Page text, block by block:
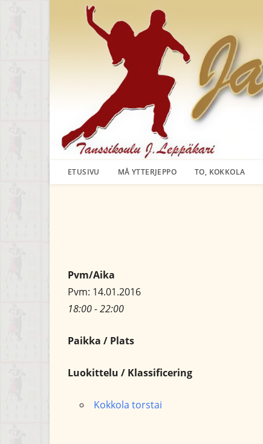
ETUSIVU MÅ YTTERJEPPO TO, KOKKOLA
Pvm/Aika
Pvm: 14.01.2016
18:00 - 22:00
Paikka / Plats
Luokittelu / Klassificering
Kokkola torstai